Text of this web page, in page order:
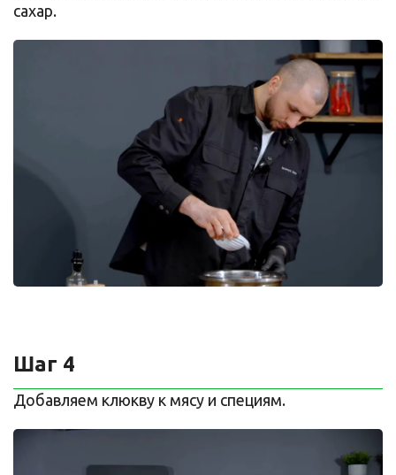
сахар.
Шаг 4
Добавляем клюкву к мясу и специям.